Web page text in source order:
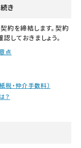
き
約を締結します。契約
しておきましょう。
点
税・仲介手数料）
？